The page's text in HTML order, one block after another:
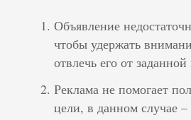
Объявление
чтобы удержать
отвлечь его от
Реклама не помогает
цели, в данном случае –